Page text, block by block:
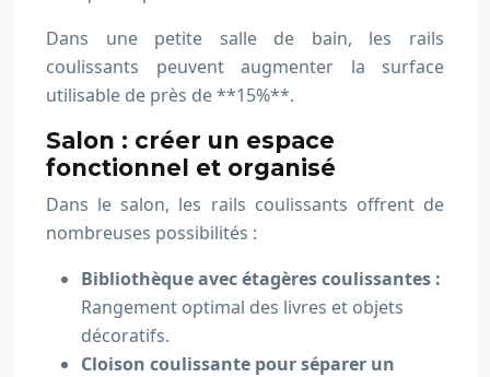
Dans une petite salle de bain, les rails
coulissants peuvent augmenter la surface
utilisable de près de **15%**.
Salon : créer un espace
fonctionnel et organisé
Dans le salon, les rails coulissants offrent de
nombreuses possibilités :
Bibliothèque avec étagères coulissantes :
Rangement optimal des livres et objets
décoratifs.
Cloison coulissante pour séparer un